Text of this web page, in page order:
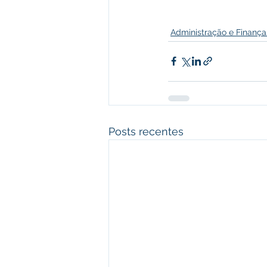
Administração e
Posts recentes